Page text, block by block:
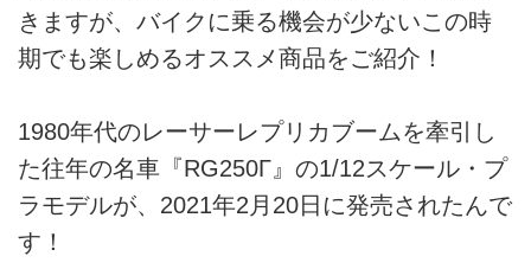
きますが、バイクに乗る機会が少ないこの時
期でも楽しめるオススメ商品をご紹介！
1980年代のレーサーレプリカブームを牽引し
た往年の名車『RG250Γ』の1/12スケール・プ
ラモデルが、2021年2月20日に発売されたんで
す！